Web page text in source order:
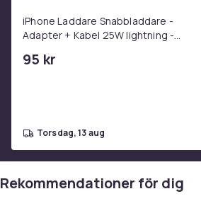
ea080a07-f703-48e6-b1f2-
iPhone Laddare Snabbladdare -
Adapter + Kabel 25W lightning -
95 kr
torsdag, 13 aug
Rekommendationer för dig